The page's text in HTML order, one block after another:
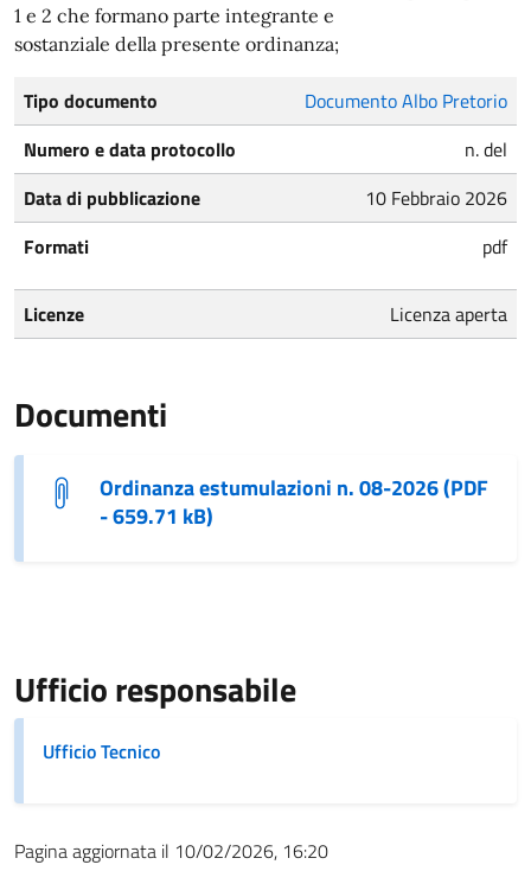
1 e 2 che formano parte integrante e
sostanziale della presente ordinanza;
Tipo documento
Documento Albo Pretorio
Numero e data protocollo
n. del
Data di pubblicazione
10 Febbraio 2026
Formati
pdf
Licenze Licenza aperta
Documenti
Ordinanza estumulazioni n. 08-2026 (PDF
- 659.71 kB)
Ufficio responsabile
Ufficio Tecnico
Pagina aggiornata il 10/02/2026, 16:20